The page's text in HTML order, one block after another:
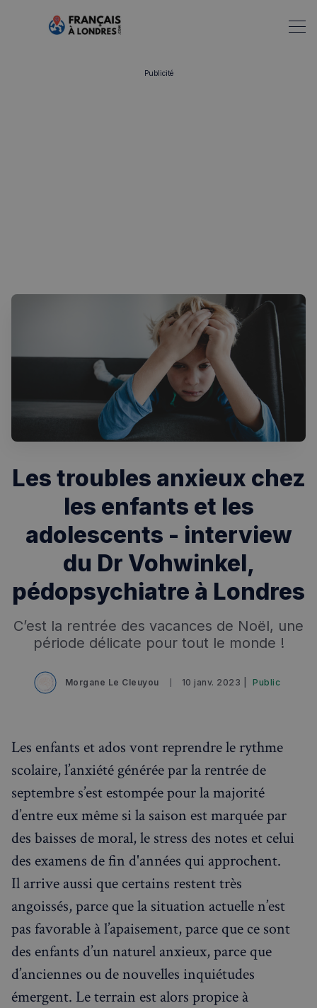
Publicité
Les troubles anxieux chez
les enfants et les
adolescents - interview
du Dr Vohwinkel,
pédopsychiatre à Londres
C’est la rentrée des vacances de Noël, une
période délicate pour tout le monde !
Morgane Le Cleuyou 10 janv. 2023 | Public
Les enfants et ados vont reprendre le rythme
scolaire, l’anxiété générée par la rentrée de
septembre s’est estompée pour la majorité
d’entre eux même si la saison est marquée par
des baisses de moral, le stress des notes et celui
des examens de fin d'années qui approchent.
Il arrive aussi que certains restent très
angoissés, parce que la situation actuelle n’est
pas favorable à l’apaisement, parce que ce sont
des enfants d’un naturel anxieux, parce que
d’anciennes ou de nouvelles inquiétudes
émergent. Le terrain est alors propice à